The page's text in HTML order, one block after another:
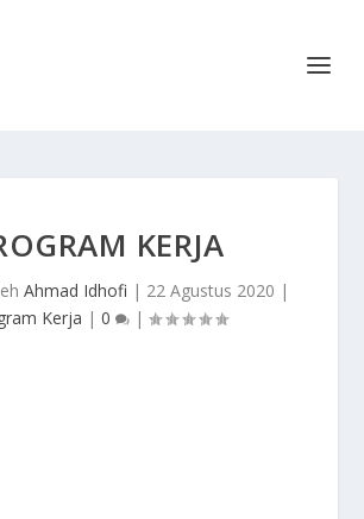
KERJA
Ahmad Idhofi | 22 Agustus 2020 |
Kerja | 0 |